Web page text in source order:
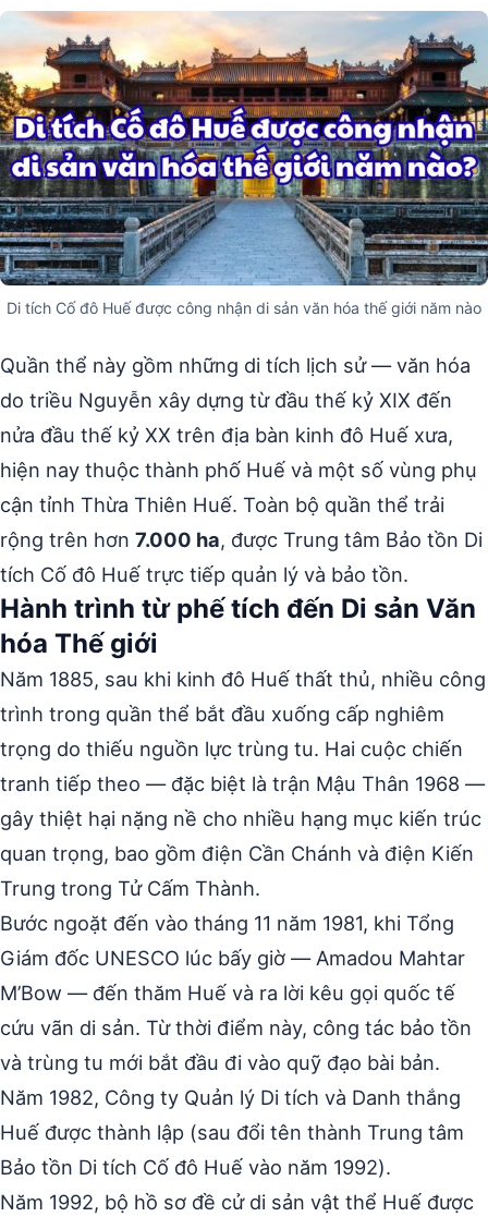
Di tích Cố đô Huế được công nhận di sản văn hóa thế giới năm nào
Quần thể này gồm những di tích lịch sử — văn hóa
do triều Nguyễn xây dựng từ đầu thế kỷ XIX đến
nửa đầu thế kỷ XX trên địa bàn kinh đô Huế xưa,
hiện nay thuộc thành phố Huế và một số vùng phụ
cận tỉnh Thừa Thiên Huế. Toàn bộ quần thể trải
rộng trên hơn 7.000 ha, được Trung tâm Bảo tồn Di
tích Cố đô Huế trực tiếp quản lý và bảo tồn.
Hành trình từ phế tích đến Di sản Văn
hóa Thế giới
Năm 1885, sau khi kinh đô Huế thất thủ, nhiều công
trình trong quần thể bắt đầu xuống cấp nghiêm
trọng do thiếu nguồn lực trùng tu. Hai cuộc chiến
tranh tiếp theo — đặc biệt là trận Mậu Thân 1968 —
gây thiệt hại nặng nề cho nhiều hạng mục kiến trúc
quan trọng, bao gồm điện Cần Chánh và điện Kiến
Trung trong Tử Cấm Thành.
Bước ngoặt đến vào tháng 11 năm 1981, khi Tổng
Giám đốc UNESCO lúc bấy giờ — Amadou Mahtar
M’Bow — đến thăm Huế và ra lời kêu gọi quốc tế
cứu vãn di sản. Từ thời điểm này, công tác bảo tồn
và trùng tu mới bắt đầu đi vào quỹ đạo bài bản.
Năm 1982, Công ty Quản lý Di tích và Danh thắng
Huế được thành lập (sau đổi tên thành Trung tâm
Bảo tồn Di tích Cố đô Huế vào năm 1992).
Năm 1992, bộ hồ sơ đề cử di sản vật thể Huế được